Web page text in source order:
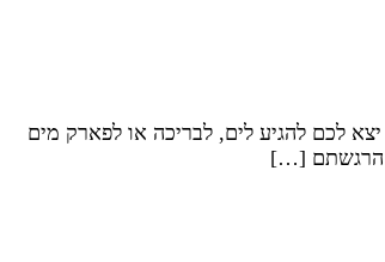
לכם להגיע לים, לבריכה או לפארק מים
הרגשתם […]